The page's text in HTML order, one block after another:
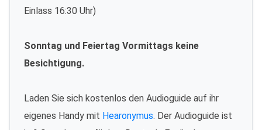
Einlass 16:30 Uhr)
Sonntag und Feiertag Vormittags keine
Besichtigung.
Laden Sie sich kostenlos den Audioguide auf ihr
eigenes Handy mit Hearonymus. Der Audioguide ist